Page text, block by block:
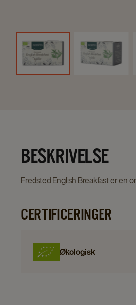
BESKRIVELSE
Fredsted English Breakfast er en
CERTIFICERINGER
Økologisk